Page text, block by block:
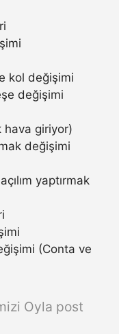
kol değişimi
değişimi
hava giriyor)
değişimi
yaptırmak
(Conta ve
Oyla post